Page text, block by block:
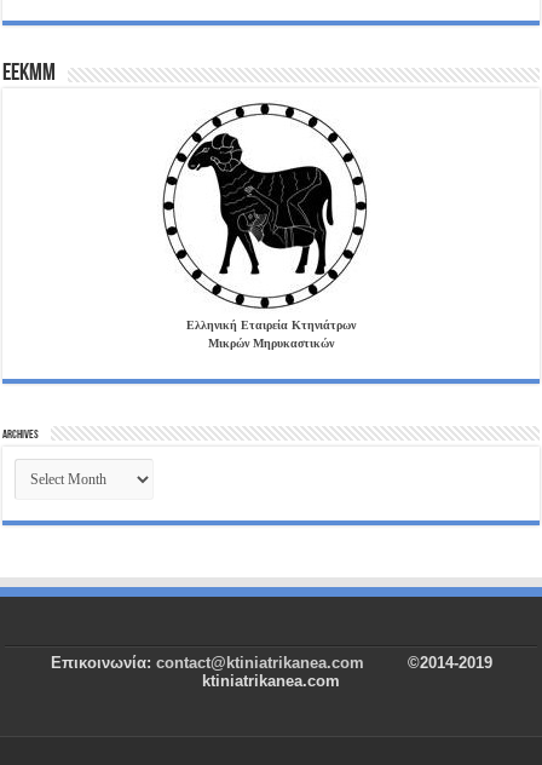
EEKMM
Ελληνική Εταιρεία Κτηνιάτρων
Μικρών Μηρυκαστικών
Archives
Archives
Επικοινωνία: contact@ktiniatrikanea.com ©2014-2019
ktiniatrikanea.com